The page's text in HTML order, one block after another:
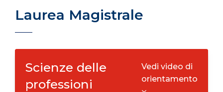
Laurea Magistrale
Scienze delle
professioni
Vedi video di
orientamento